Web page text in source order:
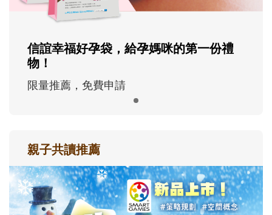
信誼幸福好孕袋，給孕媽咪的第一份禮
物！
限量推薦，免費申請
親子共讀推薦